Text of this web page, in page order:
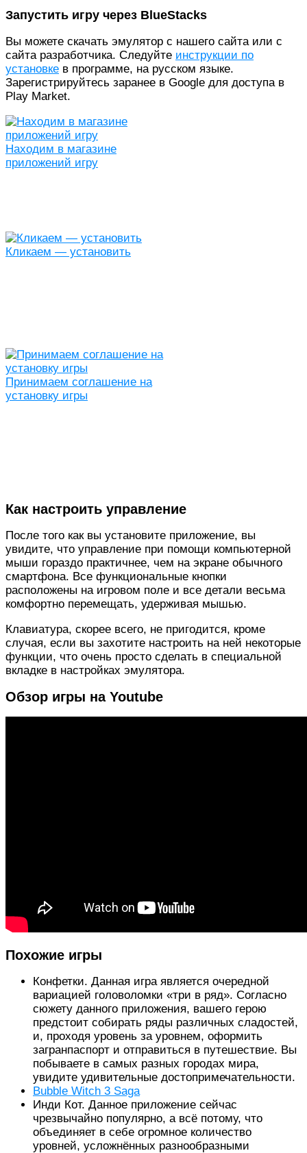
Запустить игру через BlueStacks
Вы можете скачать эмулятор с нашего сайта или с
сайта разработчика. Следуйте инструкции по
установке в программе, на русском языке.
Зарегистрируйтесь заранее в Google для доступа в
Play Market.
Находим в магазине
приложений игру
Кликаем — установить
Принимаем соглашение на
установку игры
Как настроить управление
После того как вы установите приложение, вы
увидите, что управление при помощи компьютерной
мыши гораздо практичнее, чем на экране обычного
смартфона. Все функциональные кнопки
расположены на игровом поле и все детали весьма
комфортно перемещать, удерживая мышью.
Клавиатура, скорее всего, не пригодится, кроме
случая, если вы захотите настроить на ней некоторые
функции, что очень просто сделать в специальной
вкладке в настройках эмулятора.
Обзор игры на Youtube
Похожие игры
Конфетки. Данная игра является очередной
вариацией головоломки «три в ряд». Согласно
сюжету данного приложения, вашего герою
предстоит собирать ряды различных сладостей,
и, проходя уровень за уровнем, оформить
загранпаспорт и отправиться в путешествие. Вы
побываете в самых разных городах мира,
увидите удивительные достопримечательности.
Bubble Witch 3 Saga
Инди Кот. Данное приложение сейчас
чрезвычайно популярно, а всё потому, что
объединяет в себе огромное количество
уровней, усложнённых разнообразными